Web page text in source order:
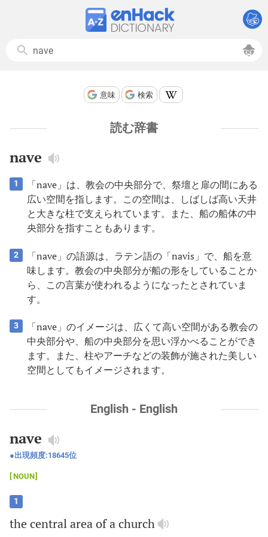
意味 検索
読む辞書
nave
1
「nave」は、教会の中央部分で、祭壇と扉の間にある
広い空間を指します。この空間は、しばしば高い天井
と大きな柱で支えられています。また、船の船体の中
央部分を指すこともあります。
2
「nave」の語源は、ラテン語の「navis」で、船を意
味します。教会の中央部分が船の形をしていることか
ら、この言葉が使われるようになったとされていま
す。
3
「nave」のイメージは、広くて高い空間がある教会の
中央部分や、船の中央部分を思い浮かべることができ
ます。また、柱やアーチなどの装飾が施された美しい
空間としてもイメージされます。
English - English
nave
出現頻度:18645位
NOUN
1
the centralareaofachurch